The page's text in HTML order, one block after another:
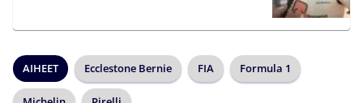
AIHEET Ecclestone Bernie FIA Formula 1